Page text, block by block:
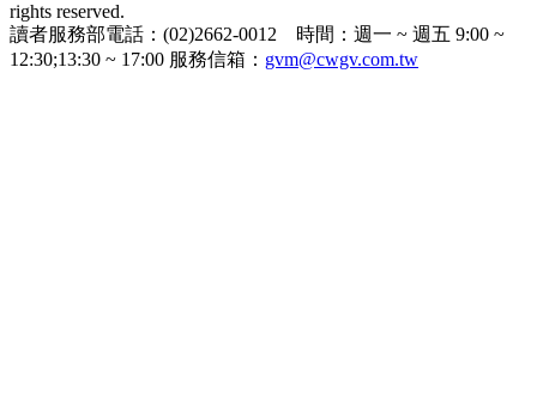
rights reserved.
讀者服務部電話：(02)2662-0012 時間：週一 ~ 週五 9:00 ~
12:30;13:30 ~ 17:00 服務信箱： gvm@cwgv.com.tw